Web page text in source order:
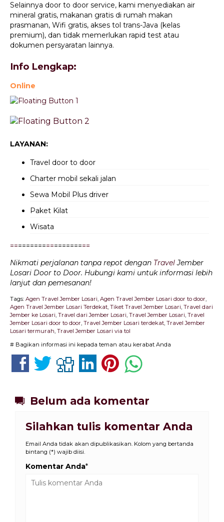
Selainnya door to door service, kami menyediakan air
mineral gratis, makanan gratis di rumah makan
prasmanan, Wifi gratis, akses tol trans-Java (kelas
premium), dan tidak memerlukan rapid test atau
dokumen persyaratan lainnya.
Info Lengkap:
Online
LAYANAN:
Travel door to door
Charter mobil sekali jalan
Sewa Mobil Plus driver
Paket Kilat
Wisata
====================
Nikmati perjalanan tanpa repot dengan TravelJember
Losari Door to Door. Hubungi kami untuk informasi lebih
lanjut dan pemesanan!
Tags: Agen Travel Jember Losari, Agen Travel Jember Losari door to door,
Agen Travel Jember Losari Terdekat, Tiket Travel Jember Losari, Travel dari
Jember ke Losari, Travel dari Jember Losari, Travel Jember Losari, Travel
Jember Losari door to door, Travel Jember Losari terdekat, Travel Jember
Losari termurah, Travel Jember Losari via tol
# Bagikan informasi ini kepada teman atau kerabat Anda
Belum ada komentar
Silahkan tulis komentar Anda
Email Anda tidak akan dipublikasikan. Kolom yang bertanda
bintang (*) wajib diisi.
Komentar Anda*